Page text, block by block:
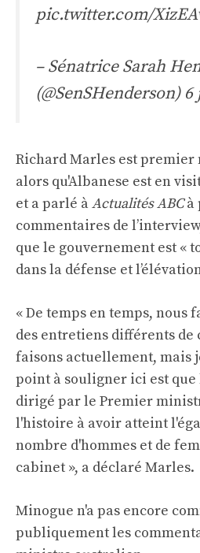
pic.twitter.com/
– Sénatrice Sarah
(@SenSHenderson) 6
Richard Marles est
alors qu'Albanese est en
et a parlé àActualités ABCà
commentaires de
que le gouvernement est «
dans la défense et
« De temps en temps, nous
des entretiens différents de
faisons actuellement, mais
point à souligner ici est
dirigé par le Premier
l'histoire à avoir atteint
nombre d'hommes et de
cabinet », a déclaré Marles.
Minogue n'a pas encore
publiquement les